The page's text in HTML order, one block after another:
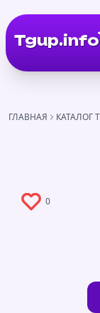
Tgup.info
ГЛАВНАЯ КАТАЛОГ
0